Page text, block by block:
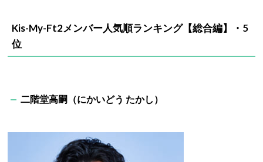
Kis-My-Ft2メンバー人気順ランキング【総合編】・5
位
二階堂高嗣（にかいどう たかし）